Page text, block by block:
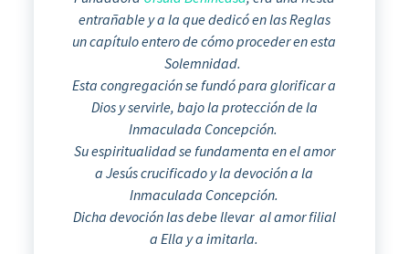
entrañable y a la que dedicó en las Reglas
un capítulo entero de cómo proceder en esta
Solemnidad.
Esta congregación se fundó para glorificar a
Dios y servirle, bajo la protección de la
Inmaculada Concepción.
Su espiritualidad se fundamenta en el amor
a Jesús crucificado y la devoción a la
Inmaculada Concepción.
Dicha devoción las debe llevar al amor filial
a Ella y a imitarla.